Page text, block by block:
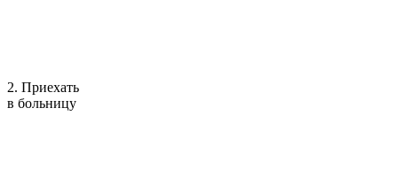
2. Приехать
в больницу